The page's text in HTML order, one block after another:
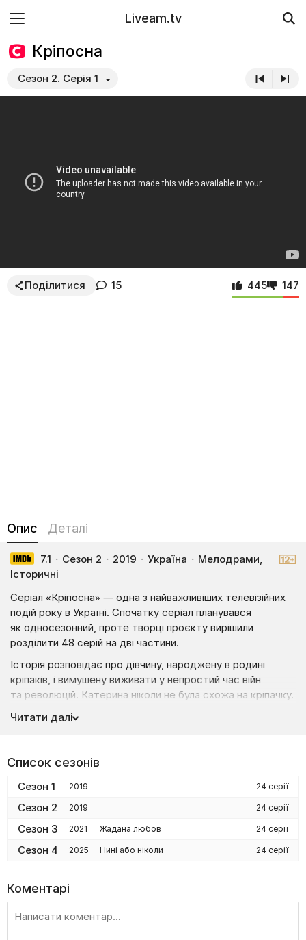
Liveam.tv
Кріпосна
Сезон 2. Серія 1
Поділитися 15 445 147
Опис Деталі
7.1 · Сезон 2 · 2019 · Україна · Мелодрами,
Історичні
Серіал «Кріпосна» — одна з найважливіших телевізійних
подій року в Україні. Спочатку серіал планувався
як односезонний, проте творці проєкту вирішили
розділити 48 серій на дві частини.
Історія розповідає про дівчину, народжену в родині
кріпаків, і вимушену виживати у непростий час війн
та революцій. Катерина ніколи не була схожа на кріпачку.
прищеплюючи їй усі необхідні риси, притаманні людям
не скасовували факту, що Катерина не належала
до шляхетного роду. 18-річна дівчина була дочкою
найбагатшого поміщика Ніжина Червінського, проте на її
Каті доведеться пережити не лише втрату найближчих
людей, а й вступити в боротьбу за власне життя. Вона
опиниться в домі жінки, яка не просто ненавидить її,
на тлі народних повстань та безчинств місцевого
маніяка.
Чим закінчиться для кріпачки ця болісна боротьба
Читати далі
Список сезонів
Сезон 1 2019 24 серії
Сезон 2 2019 24 серії
Сезон 3 2021 Жадана любов 24 серії
Сезон 4 2025 Нині або ніколи 24 серії
Коментарі